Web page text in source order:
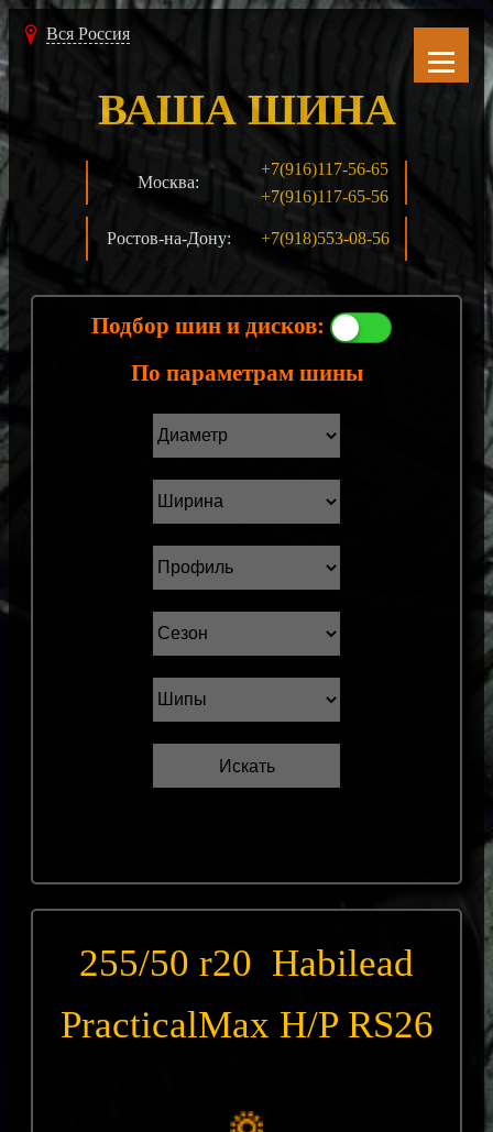
Вся Россия
Москва:
+7(916)117-56-65
+7(916)117-65-56
Ростов-на-Дону: +7(918)553-08-56
ВАША ШИНА
Подбор шин и дисков:
По параметрам шины
255/50 r20 Habilead
PracticalMax H/P RS26